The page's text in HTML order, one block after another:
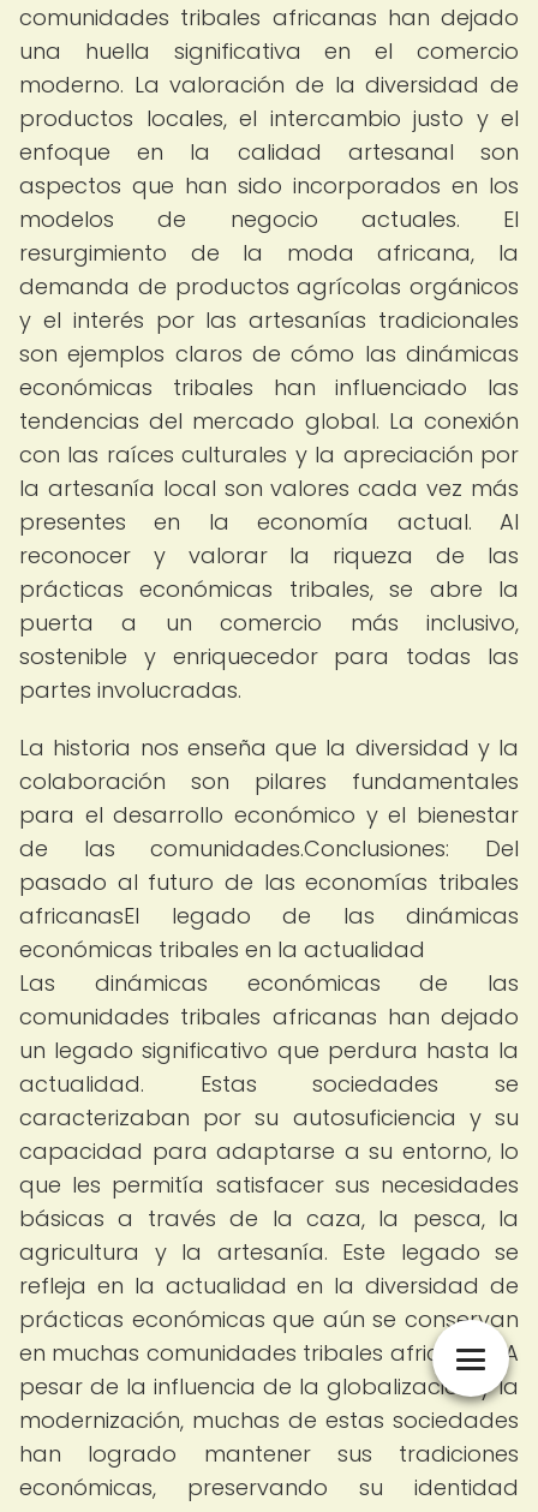
comunidades tribales africanas han dejado
una huella significativa en el comercio
moderno. La valoración de la diversidad de
productos locales, el intercambio justo y el
enfoque en la calidad artesanal son
aspectos que han sido incorporados en los
modelos de negocio actuales. El
resurgimiento de la moda africana, la
demanda de productos agrícolas orgánicos
y el interés por las artesanías tradicionales
son ejemplos claros de cómo las dinámicas
económicas tribales han influenciado las
tendencias del mercado global. La conexión
con las raíces culturales y la apreciación por
la artesanía local son valores cada vez más
presentes en la economía actual. Al
reconocer y valorar la riqueza de las
prácticas económicas tribales, se abre la
puerta a un comercio más inclusivo,
sostenible y enriquecedor para todas las
partes involucradas.
La historia nos enseña que la diversidad y la
colaboración son pilares fundamentales
para el desarrollo económico y el bienestar
de las comunidades.Conclusiones: Del
pasado al futuro de las economías tribales
africanasEl legado de las dinámicas
económicas tribales en la actualidad
Las dinámicas económicas de las
comunidades tribales africanas han dejado
un legado significativo que perdura hasta la
actualidad. Estas sociedades se
caracterizaban por su autosuficiencia y su
capacidad para adaptarse a su entorno, lo
que les permitía satisfacer sus necesidades
básicas a través de la caza, la pesca, la
agricultura y la artesanía. Este legado se
refleja en la actualidad en la diversidad de
prácticas económicas que aún se conservan
en muchas comunidades tribales africanas. A
pesar de la influencia de la globalización y la
modernización, muchas de estas sociedades
han logrado mantener sus tradiciones
económicas, preservando su identidad